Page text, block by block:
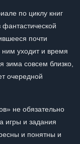
по циклу книг
почти
ним уходит и время
зима совсем близко,
очередной
не обязательно
игры и задания
и понятны и